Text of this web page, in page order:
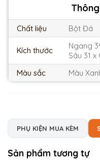
Chất liệu Bột Đá
Kích thước
Ngang
Sâu 31 x
Màu sắc
Màu
PHỤ KIỆN MUA KÈM
Sản phẩm tương tự